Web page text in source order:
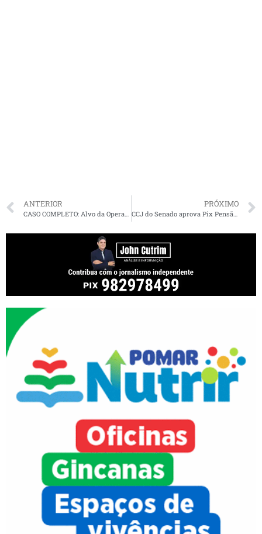
ANTERIOR
CASO COMPLETO: Alvo da Operação Fundo Oculto da Polícia Federal, Edésio Cavalcanti, prefeito de Turiaçu, já soma duas cassações e enfrenta o maior cerco judicial de sua gestão
PRÓXIMO
CCJ do Senado aprova Pix Pensão sob relatoria de Ana Paula Lobato